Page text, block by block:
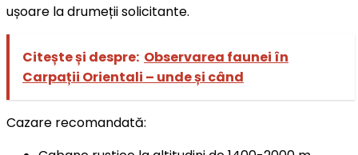
ușoare la drumeții solicitante.
Citește și despre: Observarea faunei în
Carpații Orientali – unde și când
Cazare recomandată: